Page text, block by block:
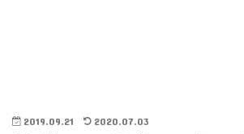
2019.09.21 2020.07.03